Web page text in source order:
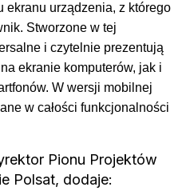
ekranu urządzenia, z którego
Stworzone w tej
i czytelnie prezentują
ekranie komputerów, jak i
W wersji mobilnej
w całości funkcjonalności
Pionu Projektów
Polsat, dodaje: